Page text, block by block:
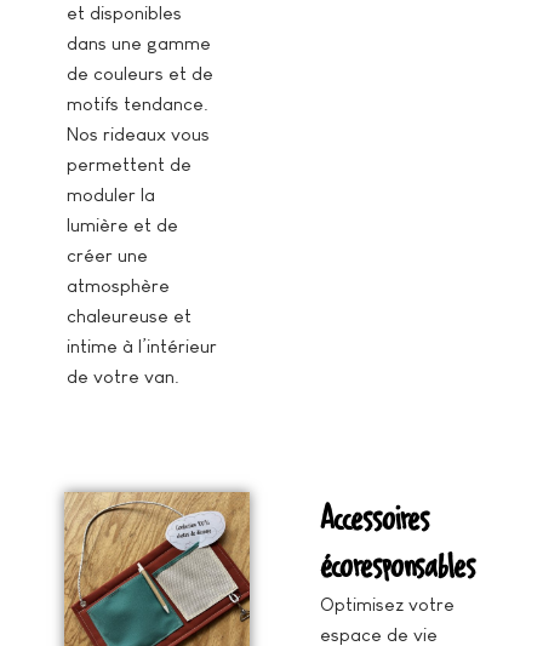
et disponibles
dans une gamme
de couleurs et de
motifs tendance.
Nos rideaux vous
permettent de
moduler la
lumière et de
créer une
atmosphère
chaleureuse et
intime à l’intérieur
de votre van.
Accessoires
écoresponsables
Optimisez votre
espace de vie